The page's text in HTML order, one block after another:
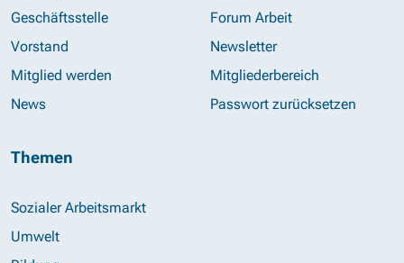
Geschäftsstelle
Vorstand
Mitglied werden
News
Forum Arbeit
Newsletter
Mitgliederbereich
Passwort zurücksetzen
Themen
Sozialer Arbeitsmarkt
Umwelt